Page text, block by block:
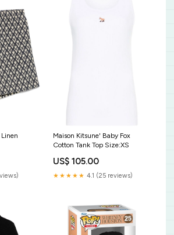
Maison Kitsune' Baby Fox
Cotton Tank Top Size:XS
US$ 105.00
★★★★★ 4.1 (25 reviews)